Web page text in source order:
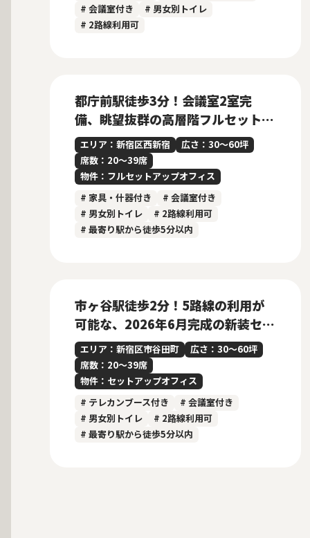
# 会議室付き
# 男女別トイレ
# 2路線利用可
都庁前駅徒歩3分！会議室2室完
備、眺望抜群の高層階フルセットア
ップオフィス
エリア：新宿区西新宿
広さ：30〜60坪
席数：20〜39席
物件：フルセットアップオフィス
# 家具・什器付き
# 会議室付き
# 男女別トイレ
# 2路線利用可
# 最寄り駅から徒歩5分以内
市ヶ谷駅徒歩2分！5路線の利用が
可能な、2026年6月完成の新装セッ
トアップオフィス
エリア：新宿区市谷田町
広さ：30〜60坪
席数：20〜39席
物件：セットアップオフィス
# テレカンブース付き
# 会議室付き
# 男女別トイレ
# 2路線利用可
# 最寄り駅から徒歩5分以内